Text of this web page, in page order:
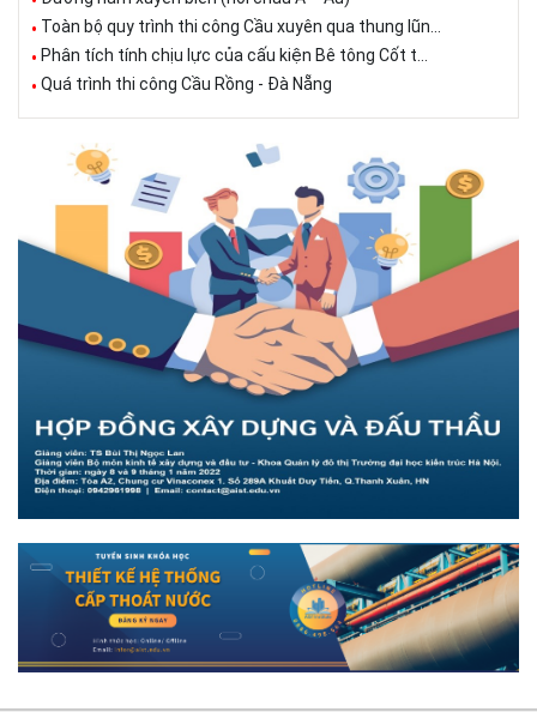
Toàn bộ quy trình thi công Cầu xuyên qua thung lũn...
Phân tích tính chịu lực của cấu kiện Bê tông Cốt t...
Quá trình thi công Cầu Rồng - Đà Nẵng